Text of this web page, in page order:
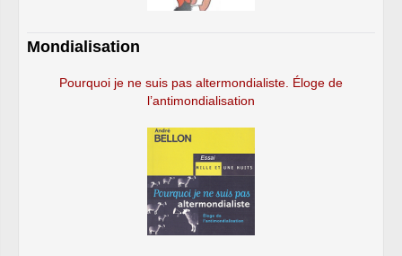
Mondialisation
Pourquoi je ne suis pas altermondialiste. Éloge de
l’antimondialisation